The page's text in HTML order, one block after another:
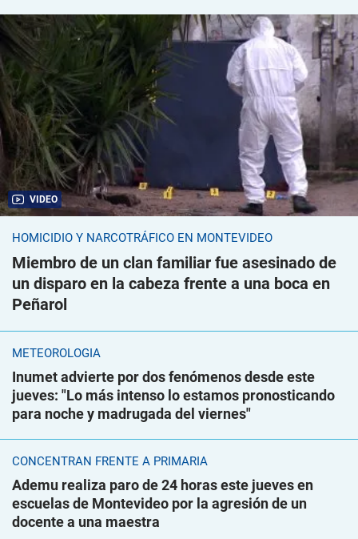
VIDEO
HOMICIDIO Y NARCOTRÁFICO EN MONTEVIDEO
Miembro de un clan familiar fue asesinado de
un disparo en la cabeza frente a una boca en
Peñarol
METEOROLOGÍA
Inumet advierte por dos fenómenos desde este
jueves: "Lo más intenso lo estamos pronosticando
para noche y madrugada del viernes"
CONCENTRAN FRENTE A PRIMARIA
Ademu realiza paro de 24 horas este jueves en
escuelas de Montevideo por la agresión de un
docente a una maestra